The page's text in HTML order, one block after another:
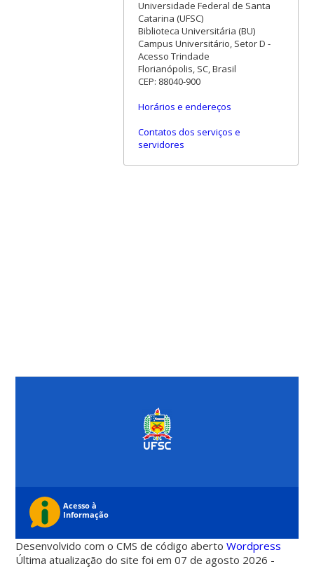
Universidade Federal de Santa
Catarina (UFSC)
Biblioteca Universitária (BU)
Campus Universitário, Setor D -
Acesso Trindade
Florianópolis, SC, Brasil
CEP: 88040-900
Horários e endereços
Contatos dos serviços e
servidores
Desenvolvido com o CMS de código abertoWordpress
Última atualização do site foi em 07 de agosto 2026 -